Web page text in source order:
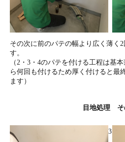
その次に前のパテの幅より広く薄く
す。
（2・3・4のパテを付ける工程は基
ら何回も付けるため厚く付けると最
ます）
目地処理 そ
3